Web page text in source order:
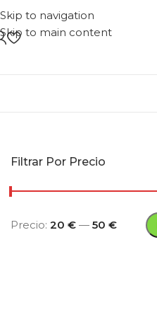
Skip to navigation
Skip to main content
Filtrar Por Precio
Precio: 20 € — 50 €